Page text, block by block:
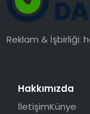
Reklam & İşbirliği:
Hakkımızda
İletişimKünye